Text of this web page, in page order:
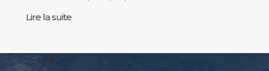
Lire la suite